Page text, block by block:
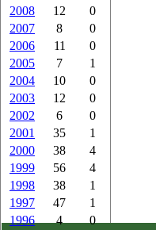
2008
12
0
2007
8
0
2006
11
0
2005
7
1
2004
10
0
2003
12
0
2002
6
0
2001
35
1
2000
38
4
1999
56
4
1998
38
1
1997
47
1
1996
4
0